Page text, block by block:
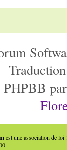
PHPBB
est une association de loi